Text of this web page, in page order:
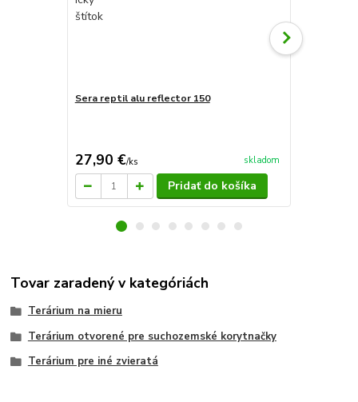
Sera reptil alu reflector 150
27,90 €/ks skladom
Pridať do košíka
Tovar zaradený v kategóriách
Terárium na mieru
Terárium otvorené pre suchozemské korytnačky
Terárium pre iné zvieratá